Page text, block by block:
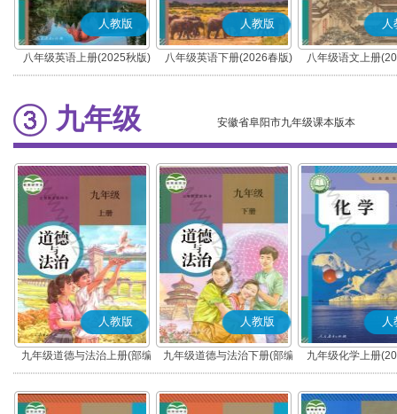
人教版
八年级英语上册(2025秋版)
人教版
八年级英语下册(2026春版)
人
八年级语文上册
(部编版)
九年级 安徽省阜阳市九年级课本版本
人教版
九年级道德与法治上册(部编
版)
人教版
九年级道德与法治下册(部编
版)
人
九年级化学上册